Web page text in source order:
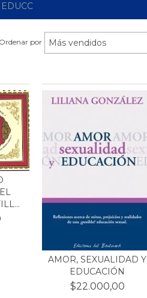
Ordenar por
AMOR, SEXUALIDAD Y
EDUCACIÓN
$22.000,00